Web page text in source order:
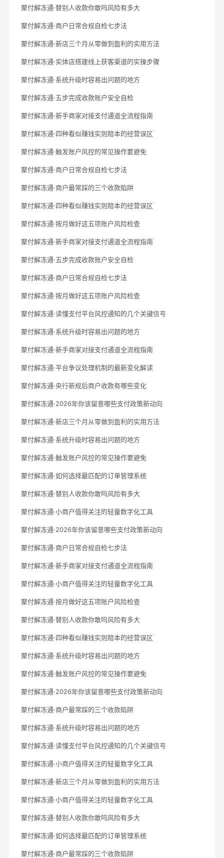
聚付解冻通·替别人收款你敢吗风险有多大
聚付解冻通·商户日常合规自检七步法
聚付解冻通·新店三个月从零做到盈利的实用方法
聚付解冻通·实体店搭建线上获客渠道的实操步骤
聚付解冻通·系统升级时容易出问题的地方
聚付解冻通·五步完成收款账户安全自检
聚付解冻通·新手商家对接支付通道全流程指南
聚付解冻通·四种看似赚钱实则赔本的经营误区
聚付解冻通·触发账户风控的常见操作要避免
聚付解冻通·商户日常合规自检七步法
聚付解冻通·商户最常踩的三个收款陷阱
聚付解冻通·四种看似赚钱实则赔本的经营误区
聚付解冻通·按月做好这五项账户风险检查
聚付解冻通·新手商家对接支付通道全流程指南
聚付解冻通·五步完成收款账户安全自检
聚付解冻通·商户日常合规自检七步法
聚付解冻通·按月做好这五项账户风险检查
聚付解冻通·读懂支付平台风控通知的几个关键信号
聚付解冻通·系统升级时容易出问题的地方
聚付解冻通·新手商家对接支付通道全流程指南
聚付解冻通·平台争议处理机制的最新变化解读
聚付解冻通·央行新规后商户收款有哪些变化
聚付解冻通·2026年你该留意哪些支付政策新动向
聚付解冻通·新店三个月从零做到盈利的实用方法
聚付解冻通·系统升级时容易出问题的地方
聚付解冻通·触发账户风控的常见操作要避免
聚付解冻通·如何选择最匹配的订单管理系统
聚付解冻通·替别人收款你敢吗风险有多大
聚付解冻通·小商户值得关注的轻量数字化工具
聚付解冻通·2026年你该留意哪些支付政策新动向
聚付解冻通·商户日常合规自检七步法
聚付解冻通·新手商家对接支付通道全流程指南
聚付解冻通·小商户值得关注的轻量数字化工具
聚付解冻通·按月做好这五项账户风险检查
聚付解冻通·替别人收款你敢吗风险有多大
聚付解冻通·四种看似赚钱实则赔本的经营误区
聚付解冻通·系统升级时容易出问题的地方
聚付解冻通·触发账户风控的常见操作要避免
聚付解冻通·2026年你该留意哪些支付政策新动向
聚付解冻通·商户最常踩的三个收款陷阱
聚付解冻通·系统升级时容易出问题的地方
聚付解冻通·读懂支付平台风控通知的几个关键信号
聚付解冻通·小商户值得关注的轻量数字化工具
聚付解冻通·新店三个月从零做到盈利的实用方法
聚付解冻通·小商户值得关注的轻量数字化工具
聚付解冻通·替别人收款你敢吗风险有多大
聚付解冻通·如何选择最匹配的订单管理系统
聚付解冻通·商户最常踩的三个收款陷阱